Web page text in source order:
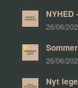
26/06/
26/06/
Nyt